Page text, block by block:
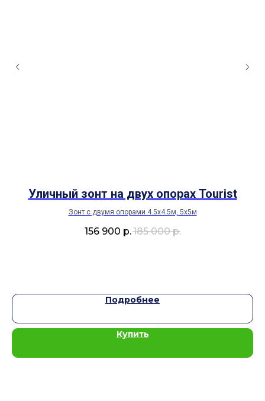
Уличный зонт на двух опорах Tourist
Зонт с двумя опорами 4.5х4.5м, 5х5м
156 900 р.185 000 р.
Подробнее
Купить